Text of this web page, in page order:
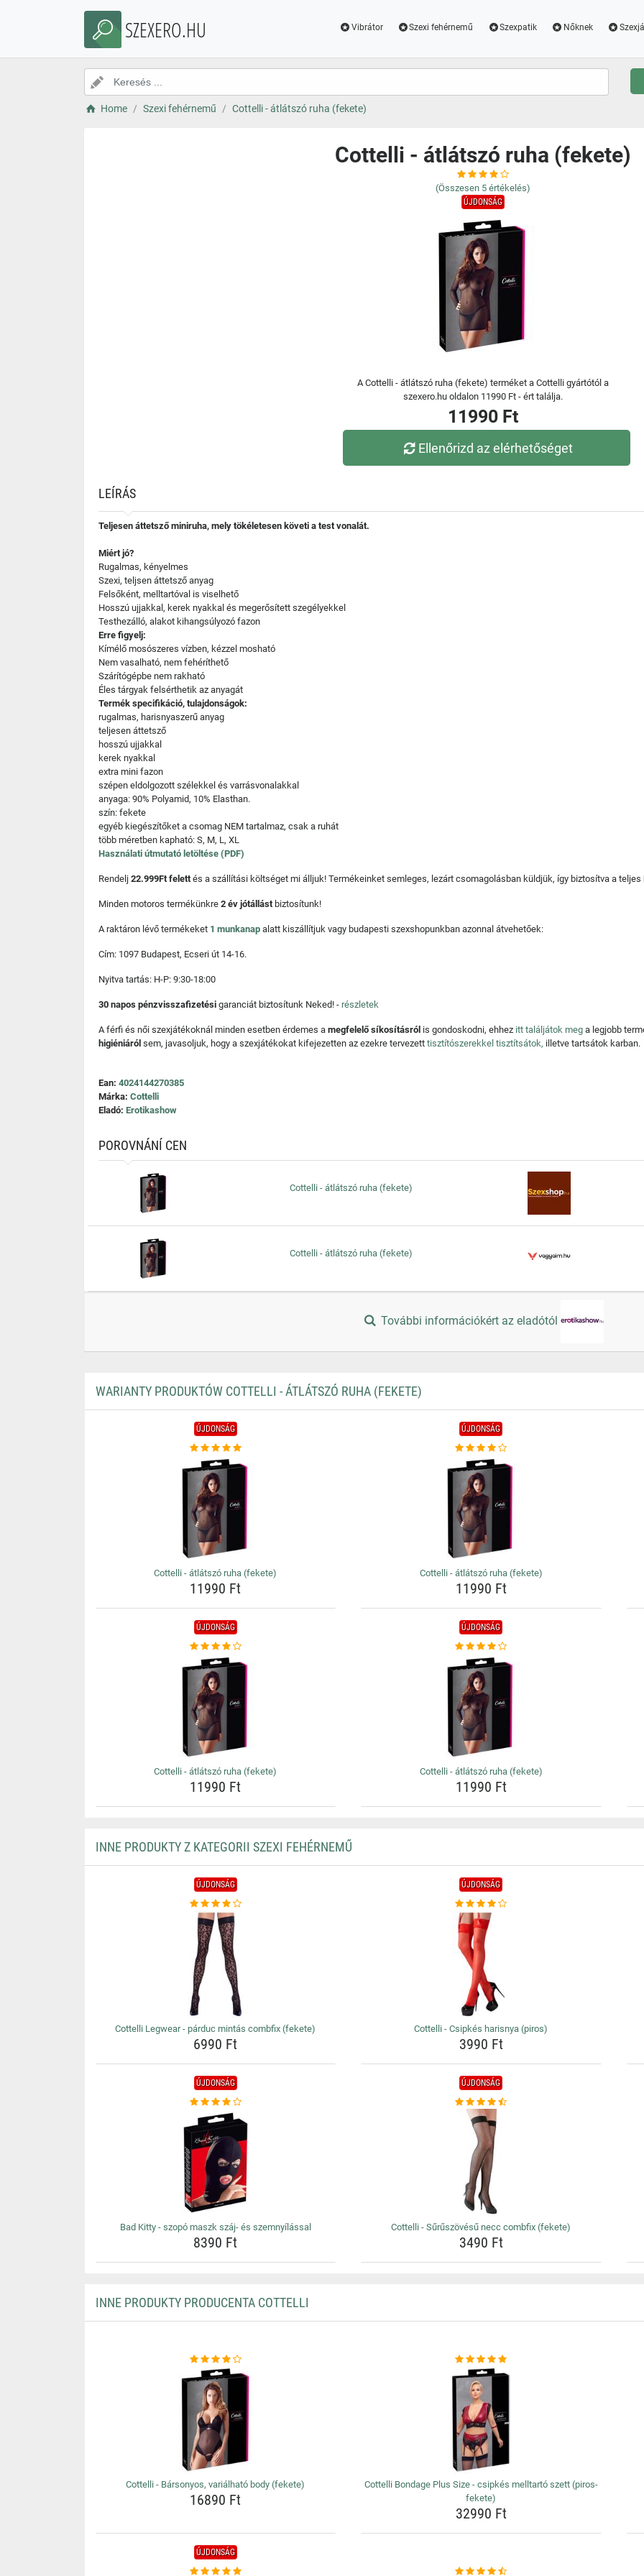
SZEXERO.HU Vibrátor Szexi fehérnemű Szexpatik Nőknek
Home Szexi fehérnemű Cottelli - átlátszó ruha (fekete)
Cottelli - átlátszó ruha (fekete)
(Összesen 5 értékelés)
ÚJDONSÁG
A Cottelli - átlátszó ruha (fekete) terméket a Cottelli gyártótól a
szexero.hu oldalon 11990 Ft - ért találja.
11990 Ft
Ellenőrizd az elérhetőséget
LEÍRÁS
Teljesen áttetsző miniruha, mely tökéletesen követi a test vonalát.
Miért jó?
Rugalmas, kényelmes
Szexi, teljsen áttetsző anyag
Felsőként, melltartóval is viselhető
Hosszú ujjakkal, kerek nyakkal és megerősített szegélyekkel
Testhezálló, alakot kihangsúlyozó fazon
Erre figyelj:
Kímélő mosószeres vízben, kézzel mosható
Nem vasalható, nem fehéríthető
Szárítógépbe nem rakható
Éles tárgyak felsérthetik az anyagát
Termék specifikáció, tulajdonságok:
rugalmas, harisnyaszerű anyag
teljesen áttetsző
hosszú ujjakkal
kerek nyakkal
extra mini fazon
szépen eldolgozott szélekkel és varrásvonalakkal
anyaga: 90% Polyamid, 10% Elasthan.
szín: fekete
egyéb kiegészítőket a csomag NEM tartalmaz, csak a ruhát
több méretben kapható: S, M, L, XL
Használati útmutató letöltése (PDF)
Rendelj 22.999Ft felettés a szállítási költséget mi álljuk! Termékeinket semleges, lezárt csomagolásban küldjük, így biztosítva a teljes
Minden motoros termékünkre 2 év jótállást biztosítunk!
A raktáron lévő termékeket 1 munkanap alatt kiszállítjuk vagy budapesti szexshopunkban azonnal átvehetőek:
Cím: 1097 Budapest, Ecseri út 14-16.
Nyitva tartás: H-P: 9:30-18:00
30 napos pénzvisszafizetési garanciát biztosítunk Neked! - részletek
A férfi és női szexjátékoknál minden esetben érdemes a megfelelő síkosításról is gondoskodni, ehhez itt találjátok meg a legjobb
higiéniáról sem, javasoljuk, hogy a szexjátékokat kifejezetten az ezekre tervezett tisztítószerekkel tisztítsátok, illetve tartsátok karban.
Ean: 4024144270385
Márka: Cottelli
Eladó: Erotikashow
POROVNÁNÍ CEN
Cottelli - átlátszó ruha (fekete)
Cottelli - átlátszó ruha (fekete)
További információkért az eladótól
WARIANTY PRODUKTÓW COTTELLI - ÁTLÁTSZÓ RUHA (FEKETE)
ÚJDONSÁG
Cottelli - átlátszó ruha (fekete)
11990 Ft
ÚJDONSÁG
Cottelli - átlátszó ruha (fekete)
11990 Ft
ÚJDONSÁG
Cottelli - átlátszó ruha (fekete)
11990 Ft
ÚJDONSÁG
Cottelli - átlátszó ruha (fekete)
11990 Ft
INNE PRODUKTY Z KATEGORII SZEXI FEHÉRNEMŰ
ÚJDONSÁG
Cottelli Legwear - párduc mintás combfix (fekete)
6990 Ft
ÚJDONSÁG
Cottelli - Csipkés harisnya (piros)
3990 Ft
ÚJDONSÁG
Bad Kitty - szopó maszk száj- és szemnyílással
8390 Ft
ÚJDONSÁG
Cottelli - Sűrűszövésű necc combfix (fekete)
3490 Ft
INNE PRODUKTY PRODUCENTA COTTELLI
Cottelli - Bársonyos, variálható body (fekete)
16890 Ft
Cottelli Bondage Plus Size - csipkés melltartó szett (piros-
fekete)
32990 Ft
ÚJDONSÁG